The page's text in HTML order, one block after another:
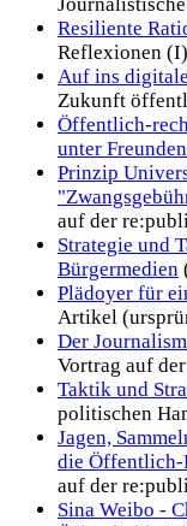
Resiliente
Reflexionen (I)
Auf ins
Zukunft
Öffentlich-
unter
Prinzip
auf der
Strategie und
Bürgermedien
Plädoyer für
Artikel
Der
Vortrag auf
Taktik und
politischen
Jagen,
die Öffentlich-
auf der
Sina Weibo -